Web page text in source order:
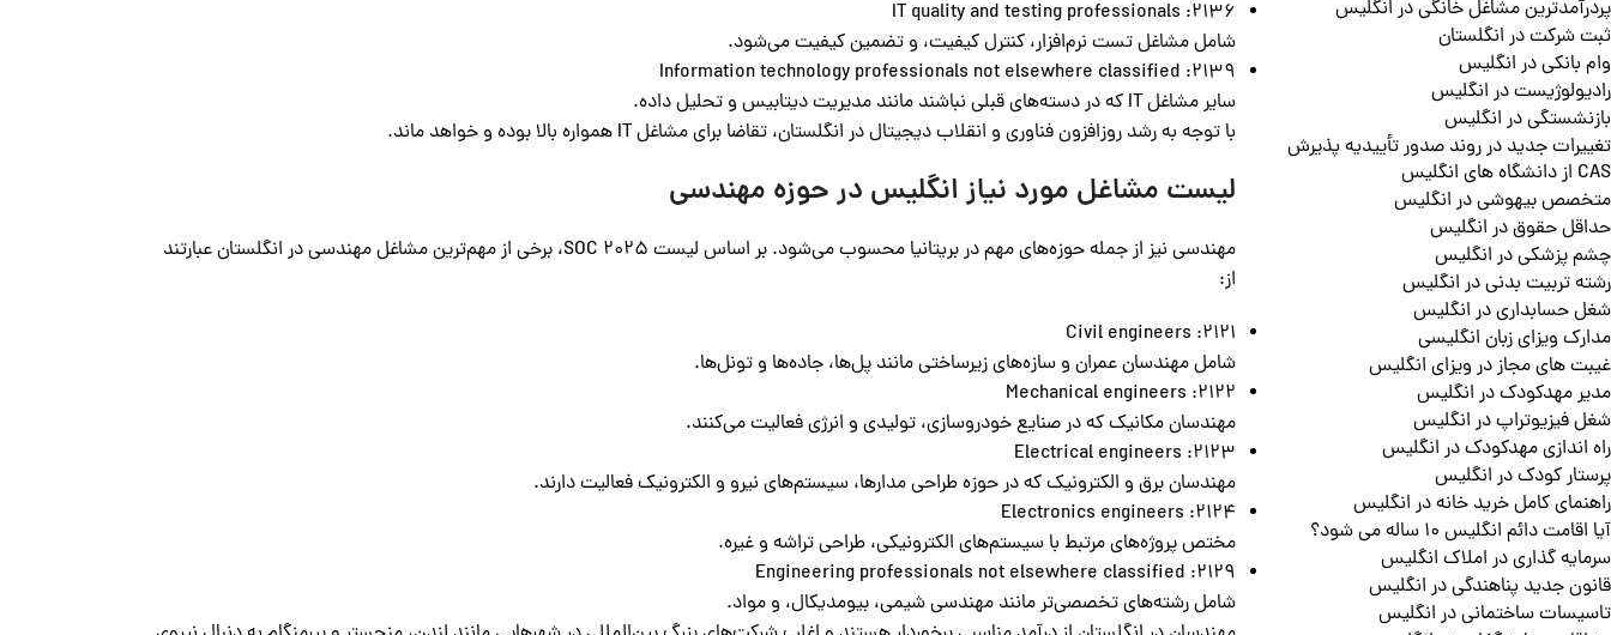
پردرآمدترین مشاغل خانگی در انگلیس
ثبت شرکت در انگلستان
وام بانکی در انگلیس
رادیولوژیست در انگلیس
بازنشستگی در انگلیس
تغییرات جدید در روند صدور تأییدیه پذیرش
CAS از دانشگاه های انگلیس
متخصص بیهوشی در انگلیس
حداقل حقوق در انگلیس
چشم پزشکی در انگلیس
رشته تربیت بدنی در انگلیس
شغل حسابداری در انگلیس
مدارک ویزای زبان انگلیسی
غیبت های مجاز در ویزای انگلیس
مدیر مهدکودک در انگلیس
شغل فیزیوتراپ در انگلیس
راه اندازی مهدکودک در انگلیس
پرستار کودک در انگلیس
راهنمای کامل خرید خانه در انگلیس
آیا اقامت دائم انگلیس 10 ساله می شود؟
سرمایه گذاری در املاک انگلیس
قانون جدید پناهندگی در انگلیس
تاسیسات ساختمانی در انگلیس
2136: IT quality and testing professionals
شامل مشاغل تست نرم‌افزار، کنترل کیفیت، و تضمین کیفیت می‌شود.
2139: Information technology professionals not elsewhere classified
سایر مشاغل IT که در دسته‌های قبلی نباشند مانند مدیریت دیتابیس و تحلیل داده.
با توجه به رشد روزافزون فناوری و انقلاب دیجیتال در انگلستان، تقاضا برای مشاغل IT همواره بالا بوده و خواهد ماند.
لیست مشاغل مورد نیاز انگلیس در حوزه مهندسی
مهندسی نیز از جمله حوزه‌های مهم در بریتانیا محسوب می‌شود. بر اساس لیست SOC 2025، برخی از مهم‌ترین مشاغل مهندسی در انگلستان عبارتند
از:
2121: Civil engineers
شامل مهندسان عمران و سازه‌های زیرساختی مانند پل‌ها، جاده‌ها و تونل‌ها.
2122: Mechanical engineers
مهندسان مکانیک که در صنایع خودروسازی، تولیدی و انرژی فعالیت می‌کنند.
2123: Electrical engineers
مهندسان برق و الکترونیک که در حوزه طراحی مدارها، سیستم‌های نیرو و الکترونیک فعالیت دارند.
2124: Electronics engineers
مختص پروژه‌های مرتبط با سیستم‌های الکترونیکی، طراحی تراشه و غیره.
2129: Engineering professionals not elsewhere classified
شامل رشته‌های تخصصی‌تر مانند مهندسی شیمی، بیومدیکال، و مواد.